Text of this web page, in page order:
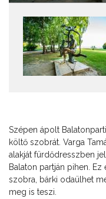
Szépen ápolt
költő szobrát. Varga
alakját fürdődresszben
Balaton partján pihen.
szobra, bárki odaülhet
meg is teszi.